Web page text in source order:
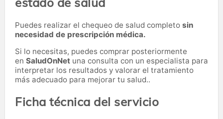
Puedes realizar el chequeo de salud completo sin
necesidad de prescripción médica.
Si lo necesitas, puedes comprar posteriormente
en SaludOnNet una consulta con un especialista para
interpretar los resultados y valorar el tratamiento
más adecuado para mejorar tu salud..
Ficha técnica del servicio